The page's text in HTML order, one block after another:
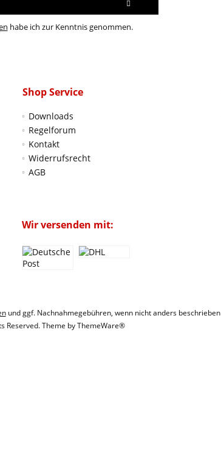
habe ich zur Kenntnis genommen.
Shop Service
Downloads
Regelforum
Kontakt
Widerrufsrecht
AGB
Wir versenden mit:
und ggf. Nachnahmegebühren, wenn nicht anders beschrieben
Reserved. Theme byThemeWare®